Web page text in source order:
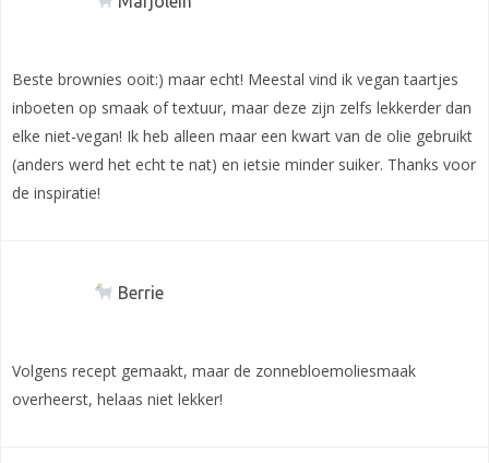
Beste brownies ooit:) maar echt! Meestal vind ik vegan taartjes
inboeten op smaak of textuur, maar deze zijn zelfs lekkerder dan
elke niet-vegan! Ik heb alleen maar een kwart van de olie gebruikt
(anders werd het echt te nat) en ietsie minder suiker. Thanks voor
de inspiratie!
Berrie
Volgens recept gemaakt, maar de zonnebloemoliesmaak
overheerst, helaas niet lekker!